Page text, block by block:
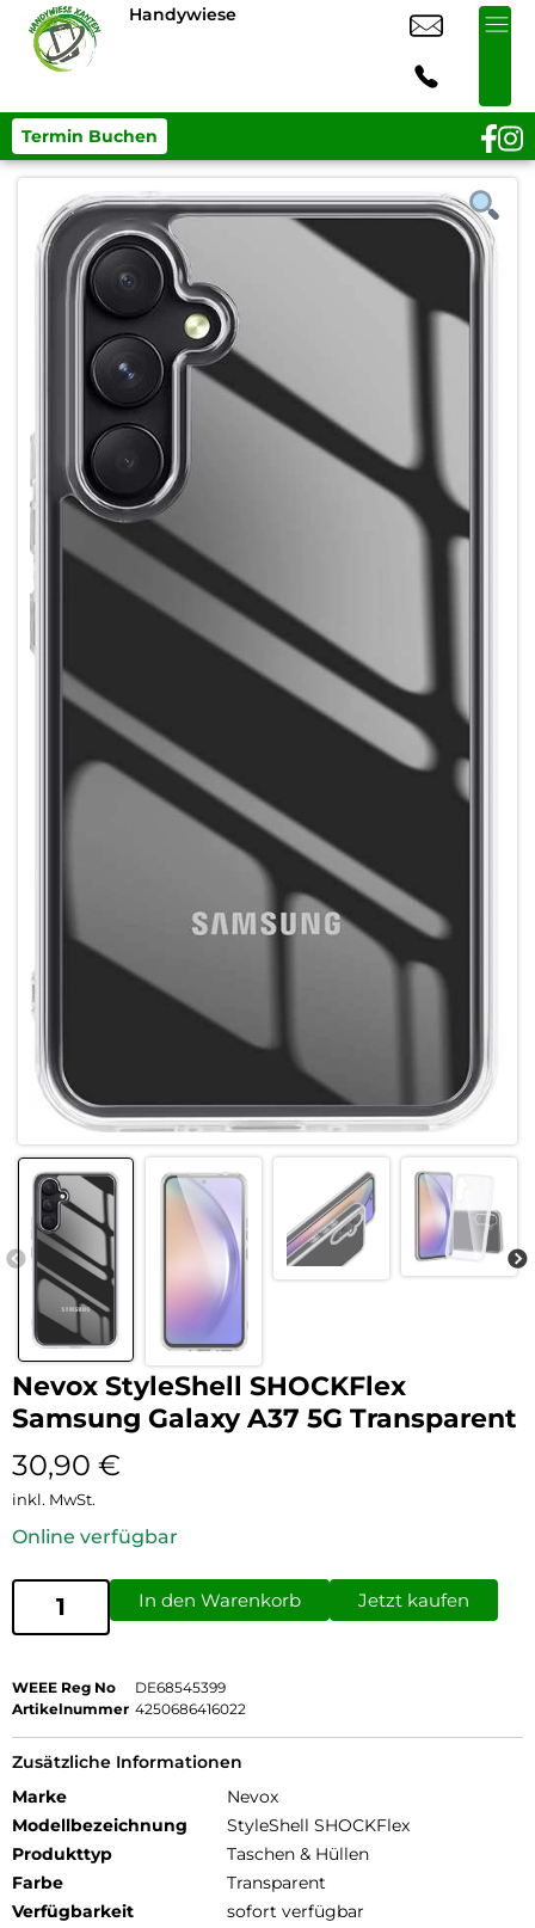
Handywiese
Termin Buchen
Nevox StyleShell SHOCKFlex
Samsung Galaxy A37 5G Transparent
30,90 €
inkl. MwSt.
Online verfügbar
In den Warenkorb Jetzt kaufen
WEEE Reg No
DE68545399
Artikelnummer 4250686416022
Zusätzliche Informationen
Marke
Nevox
Modellbezeichnung
StyleShell SHOCKFlex
Produkttyp
Taschen & Hüllen
Farbe
Transparent
Verfügbarkeit
sofort verfügbar